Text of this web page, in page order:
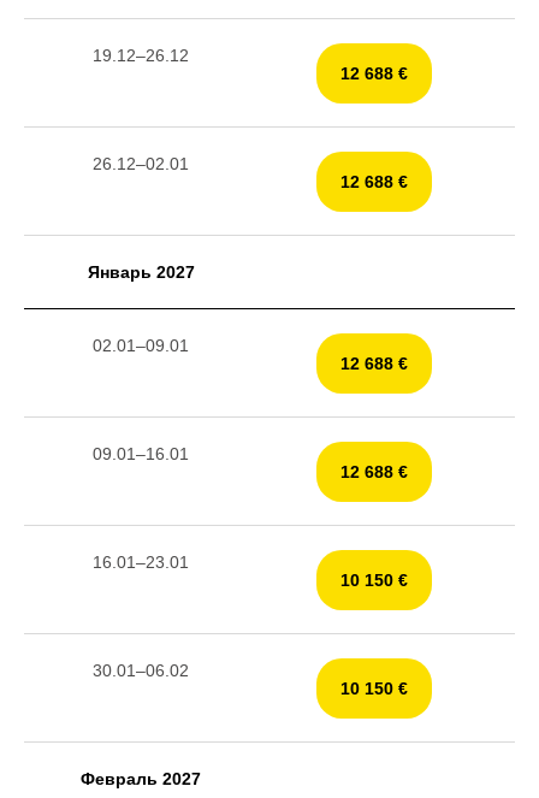
19.12–26.12
12 688 €
26.12–02.01
12 688 €
Январь 2027
02.01–09.01
12 688 €
09.01–16.01
12 688 €
16.01–23.01
10 150 €
30.01–06.02
10 150 €
Февраль 2027